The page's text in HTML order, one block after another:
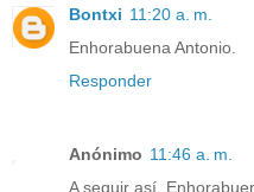
Bontxi 11:20 a. m.
Enhorabuena Antonio.
Responder
Anónimo 11:46 a. m.
A seguir así.